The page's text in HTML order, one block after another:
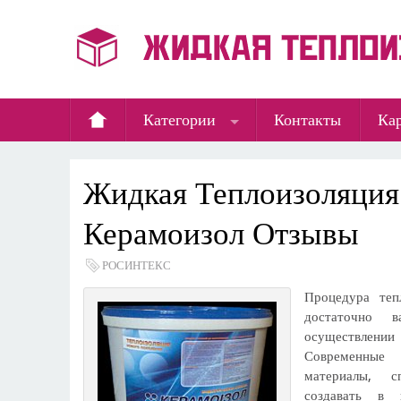
Категории Контакты
Жидкая Теплоизоляция
Керамоизол Отзывы
РОСИНТЕКС
Процедура
достаточно
осуществлении
Современные
материалы,
создавать в